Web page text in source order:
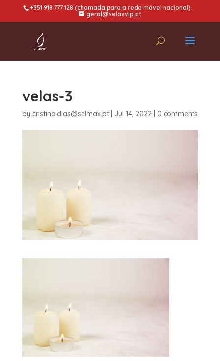
+351 918 777 128 (chamada para a rede móvel nacional)
geral@velasvip.pt
velas-3
by cristina.dias@selmax.pt| Jul 14, 2022| 0 comments